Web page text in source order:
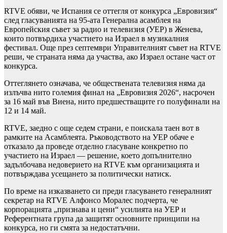
RTVE обяви, че Испания се оттегля от конкурса „Евровизия“
след гласуванията на 95-ата Генерална асамблея на
Европейския съвет за радио и телевизия (УЕР) в Женева,
които потвърдиха участието на Израел в музикалния
фестивал. Още през септември Управителният съвет на RTVE
реши, че страната няма да участва, ако Израел остане част от
конкурса.
Оттеглянето означава, че обществената телевизия няма да
излъчва нито големия финал на „Евровизия 2026“, насрочен
за 16 май във Виена, нито предшестващите го полуфинали на
12 и 14 май.
RTVE, заедно с още седем страни, е поискала таен вот в
рамките на Асамблеята. Ръководството на УЕР обаче е
отказало да проведе отделно гласуване конкретно по
участието на Израел — решение, което допълнително
задълбочава недоверието на RTVE към организацията и
потвърждава усещането за политически натиск.
По време на изказването си преди гласуването генералният
секретар на RTVE Алфонсо Моралес подчерта, че
корпорацията „признава и цени“ усилията на УЕР и
Референтната група да защитят основните принципи на
конкурса, но ги смята за недостатъчни.